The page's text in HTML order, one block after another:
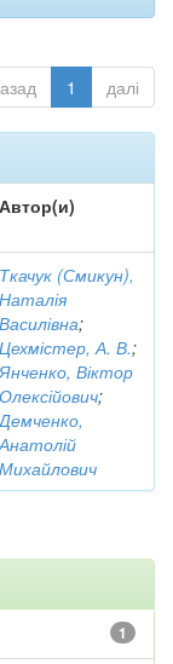
1 далі
Автор(и)
Ткачук (Смикун),
Наталія
Василівна;
Цехмістер, А. В.;
Янченко, Віктор
Олексійович;
Демченко,
Анатолій
Михайлович
1